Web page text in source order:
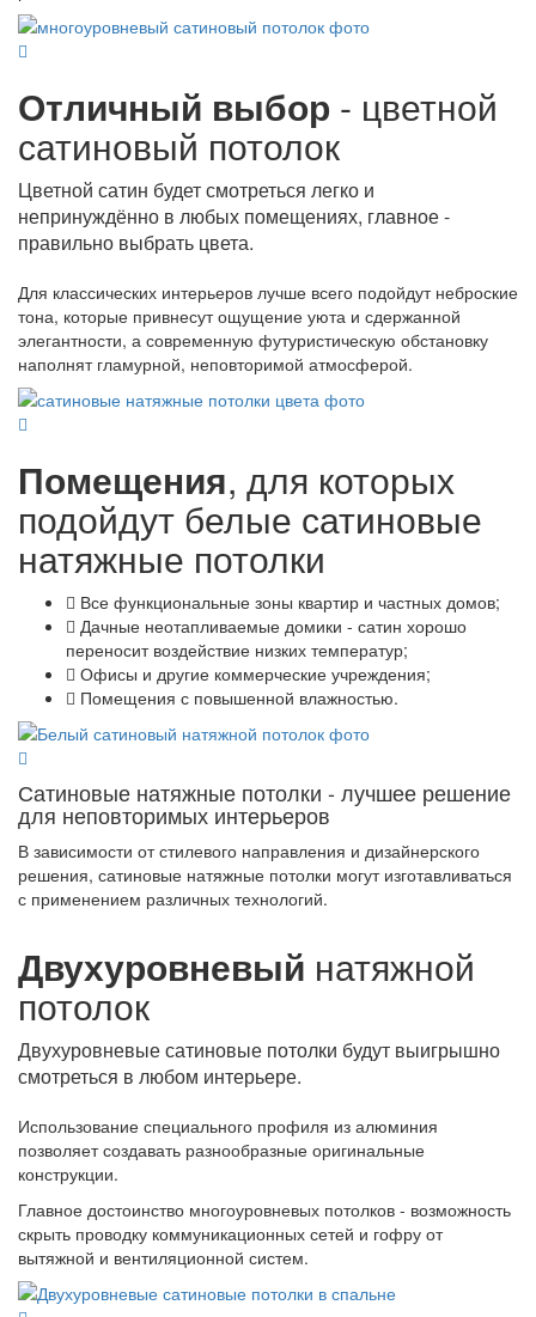
Отличный выбор - цветной
сатиновый потолок
Цветной сатин будет смотреться легко и
непринуждённо в любых помещениях, главное -
правильно выбрать цвета.
Для классических интерьеров лучше всего подойдут неброские
тона, которые привнесут ощущение уюта и сдержанной
элегантности, а современную футуристическую обстановку
наполнят гламурной, неповторимой атмосферой.
Помещения, для которых
подойдут белые сатиновые
натяжные потолки
Все функциональные зоны квартир и частных домов;
Дачные неотапливаемые домики - сатин хорошо
переносит воздействие низких температур;
Офисы и другие коммерческие учреждения;
Помещения с повышенной влажностью.
Сатиновые натяжные потолки - лучшее решение
для неповторимых интерьеров
В зависимости от стилевого направления и дизайнерского
решения, сатиновые натяжные потолки могут изготавливаться
с применением различных технологий.
Двухуровневый натяжной
потолок
Двухуровневые сатиновые потолки будут выигрышно
смотреться в любом интерьере.
Использование специального профиля из алюминия
позволяет создавать разнообразные оригинальные
конструкции.
Главное достоинство многоуровневых потолков - возможность
скрыть проводку коммуникационных сетей и гофру от
вытяжной и вентиляционной систем.